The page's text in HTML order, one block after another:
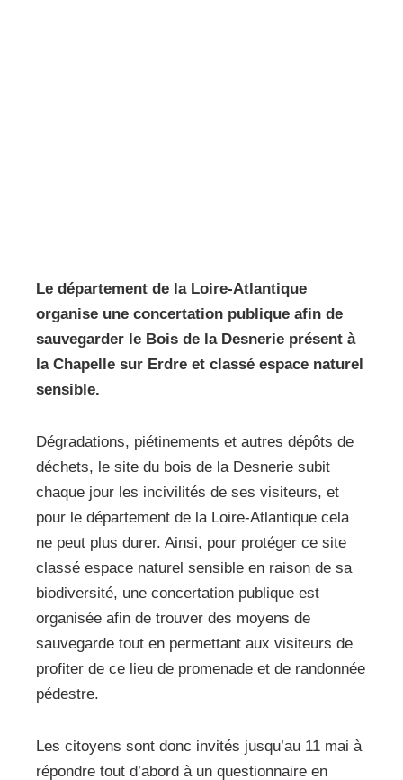
Le département de la Loire-Atlantique
organise une concertation publique afin de
sauvegarder le Bois de la Desnerie présent à
la Chapelle sur Erdre et classé espace naturel
sensible.
Dégradations, piétinements et autres dépôts de
déchets, le site du bois de la Desnerie subit
chaque jour les incivilités de ses visiteurs, et
pour le département de la Loire-Atlantique cela
ne peut plus durer. Ainsi, pour protéger ce site
classé espace naturel sensible en raison de sa
biodiversité, une concertation publique est
organisée afin de trouver des moyens de
sauvegarde tout en permettant aux visiteurs de
profiter de ce lieu de promenade et de randonnée
pédestre.
Les citoyens sont donc invités jusqu’au 11 mai à
répondre tout d’abord à un questionnaire en